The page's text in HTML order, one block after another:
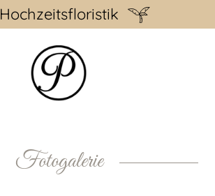
Hochzeitsfloristik
Fotogalerie